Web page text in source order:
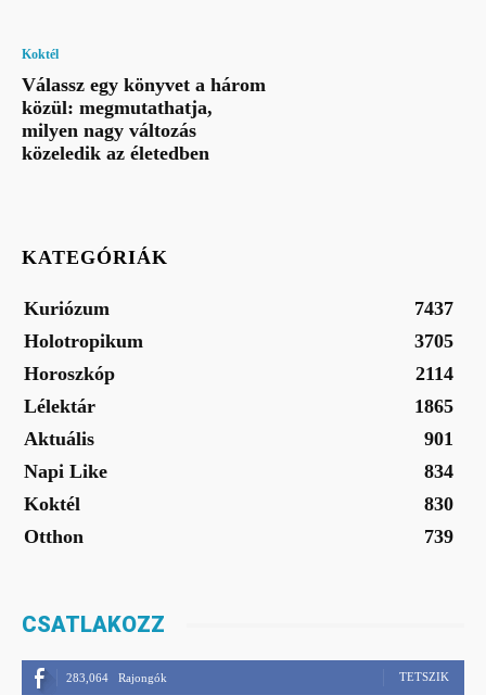
Koktél
Válassz egy könyvet a három
közül: megmutathatja,
milyen nagy változás
közeledik az életedben
KATEGÓRIÁK
Kuriózum
7437
Holotropikum
3705
Horoszkóp
2114
Lélektár
1865
Aktuális
901
Napi Like
834
Koktél
830
Otthon
739
CSATLAKOZZ
283,064 Rajongók TETSZIK